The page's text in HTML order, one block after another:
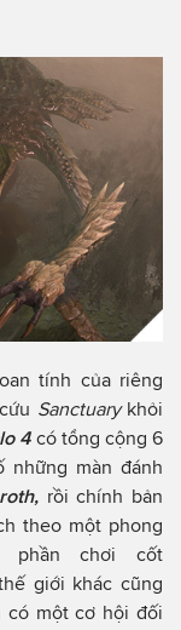
tính của riêng
Sanctuarykhỏi
4 có tổng cộng 6
những màn đánh
rồi chính bản
theo một phong
phần chơi cốt
giới khác cũng
có một cơ hội đối